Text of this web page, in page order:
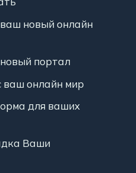
новый онлайн
портал
ваш онлайн мир
для ваших
Ваши